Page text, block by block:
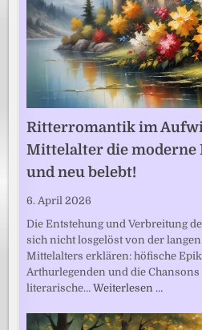
Ritterromantik im
Mittelalter die
und neu belebt!
6. April 2026
Die Entstehung und Verbreitung
sich nicht losgelöst von der
Mittelalters erklären: höfische
Arthurlegenden und die Chansons
literarische…Weiterlesen …